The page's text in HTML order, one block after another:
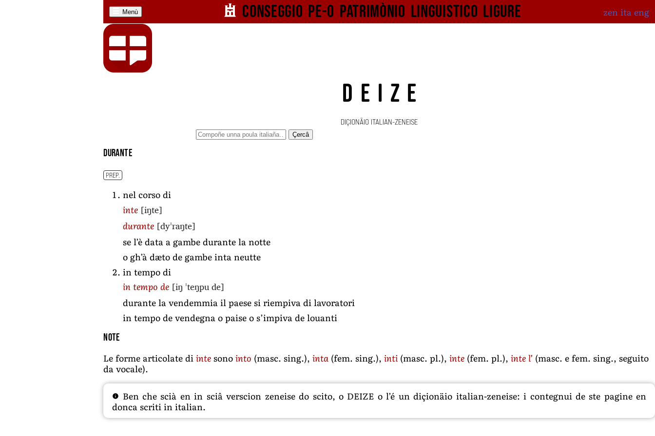
Menù Conseggio pe-o patrimònio linguistico ligure zen ita eng
DEIZE
DIÇIONÄIO ITALIAN-ZENEISE
Çercâ
durante
PREP.
nel corso di
inte [iŋte]
durante [dyˈraŋte]
se l’è data a gambe durante la notte
o gh’à dæto de gambe inta neutte
in tempo di
in tempo de [iŋ ˈteŋpu de]
durante la vendemmia il paese si riempiva di lavoratori
in tempo de vendegna o paise o s’impiva de louanti
Note
Le forme articolate diinte sonointo (masc. sing.),inta (fem. sing.),inti (masc. pl.),inte (fem. pl.),inte l’ (masc. e fem. sing., seguito
da vocale).
Ben che scià en in sciâ verscion zeneise do scito, o DEIZE o l’é un diçionäio italian-zeneise: i contegnui de ste pagine en
donca scriti in italian.